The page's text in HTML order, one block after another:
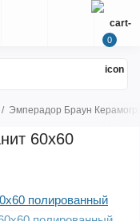
0
Эмперадор Браун
60х60